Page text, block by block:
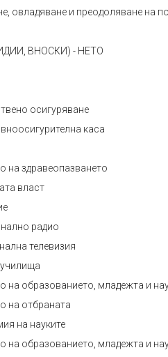
овладяване и преодоляване на
ВНОСКИ) - НЕТО
осигуряване
каса
на здравеопазването
власт
радио
телевизия
на образованието, младежта и
на отбраната
на науките
на образованието, младежта и